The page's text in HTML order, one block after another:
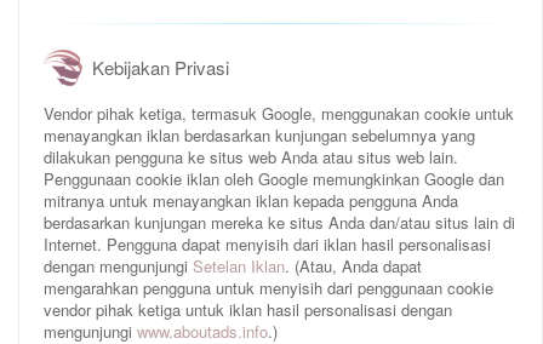
Kebijakan Privasi
Vendor pihak ketiga, termasuk Google, menggunakan cookie untuk
menayangkan iklan berdasarkan kunjungan sebelumnya yang
dilakukan pengguna ke situs web Anda atau situs web lain.
Penggunaan cookie iklan oleh Google memungkinkan Google dan
mitranya untuk menayangkan iklan kepada pengguna Anda
berdasarkan kunjungan mereka ke situs Anda dan/atau situs lain di
Internet. Pengguna dapat menyisih dari iklan hasil personalisasi
dengan mengunjungi Setelan Iklan. (Atau, Anda dapat
mengarahkan pengguna untuk menyisih dari penggunaan cookie
vendor pihak ketiga untuk iklan hasil personalisasi dengan
mengunjungi www.aboutads.info.)